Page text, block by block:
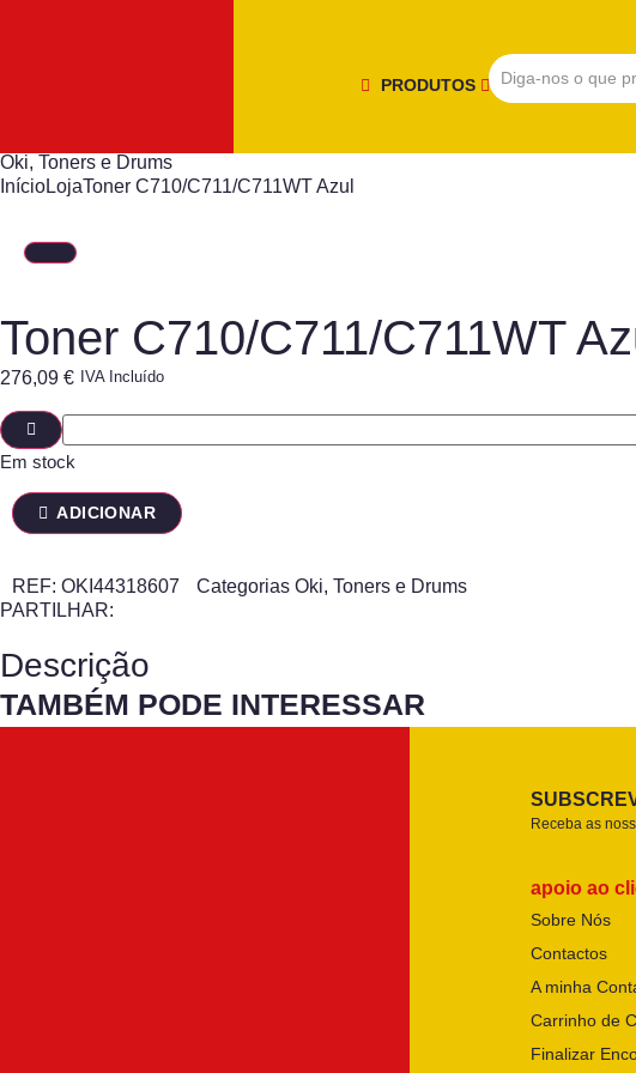
PRODUTOS
Oki, Toners e Drums
InícioLojaToner C710/C711/C711WT Azul
Toner C710/C711/C711WT
276,09 € IVA Incluído
Em stock
ADICIONAR
REF: OKI44318607 Categorias Oki, Toners e Drums
PARTILHAR:
Descrição
TAMBÉM PODE INTERESSAR
Receba as
apoio ao
Sobre Nós
Contactos
A minha
Carrinho de
Finalizar